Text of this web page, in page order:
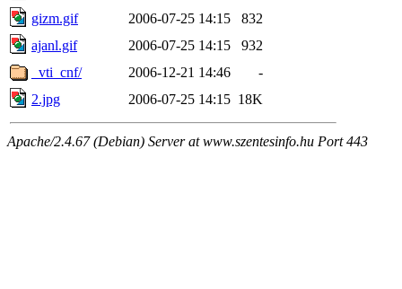
gizm.gif
2006-07-25 14:15
832
ajanl.gif
2006-07-25 14:15
932
_vti_cnf/
2006-12-21 14:46
-
2.jpg
2006-07-25 14:15 18K
Apache/2.4.67 (Debian) Server at www.szentesinfo.hu Port 443